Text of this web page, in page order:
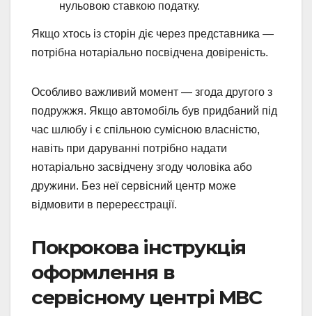
нульовою ставкою податку.
Якщо хтось із сторін діє через представника —
потрібна нотаріально посвідчена довіреність.
Особливо важливий момент — згода другого з
подружжя. Якщо автомобіль був придбаний під
час шлюбу і є спільною сумісною власністю,
навіть при даруванні потрібно надати
нотаріально засвідчену згоду чоловіка або
дружини. Без неї сервісний центр може
відмовити в перереєстрації.
Покрокова інструкція
оформлення в
сервісному центрі МВС